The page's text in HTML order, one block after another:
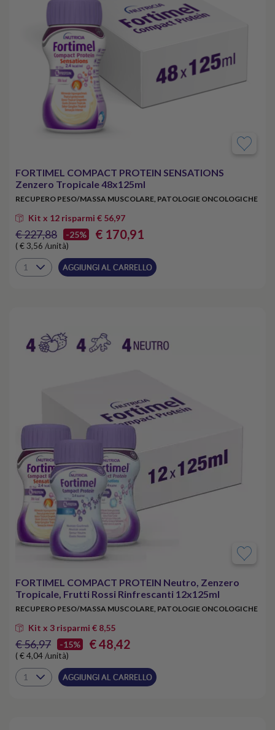
FORTIMEL COMPACT PROTEIN SENSATIONS
Zenzero Tropicale 48x125ml
RECUPERO PESO/MASSA MUSCOLARE, PATOLOGIE ONCOLOGICHE
Kit x 12 risparmi € 56,97
€ 227,88 -25% € 170,91
( € 3,56 /unità)
AGGIUNGI AL CARRELLO
FORTIMEL COMPACT PROTEIN Neutro, Zenzero
Tropicale, Frutti Rossi Rinfrescanti 12x125ml
RECUPERO PESO/MASSA MUSCOLARE, PATOLOGIE ONCOLOGICHE
Kit x 3 risparmi € 8,55
€ 56,97 -15% € 48,42
( € 4,04 /unità)
AGGIUNGI AL CARRELLO